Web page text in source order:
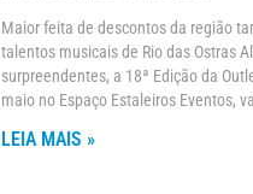
Maior feita de descontos da região
talentos musicais de Rio das Ostras
surpreendentes, a 18ª Edição da
maio no Espaço Estaleiros Eventos,
LEIA MAIS »